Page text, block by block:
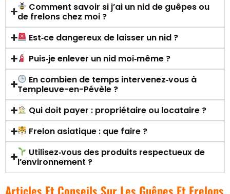
Comment savoir si j’ai un nid de guêpes ou
de frelons chez moi ?
Est‑ce dangereux de laisser un nid ?
Puis‑je enlever un nid moi‑même ?
En combien de temps intervenez‑vous à
Templeuve-en-Pévèle ?
Qui doit payer : propriétaire ou locataire ?
Frelon asiatique : que faire ?
Utilisez‑vous des produits respectueux de
l’environnement ?